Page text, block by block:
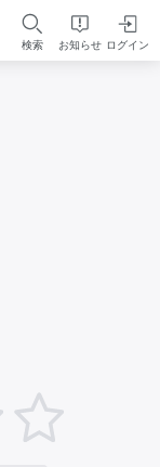
検索 お知らせ ログイン